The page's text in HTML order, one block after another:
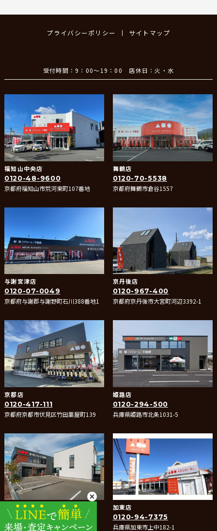
プライバシーポリシー サイトマップ
受付時間：9：00～19：00 店休日：火・水
福知山中央店
0120-48-9600
京都府福知山市荒河東町107番地
舞鶴店
0120-70-5538
京都府舞鶴市倉谷1557
与謝宮津店
0120-07-0049
京都府与謝郡与謝野町石川388番地1
京丹後店
0120-967-400
京都府京丹後市大宮町河辺3392-1
京都店
0120-417-111
京都府京都市伏見区竹田藁屋町139
姫路店
0120-294-500
兵庫県姫路市北条1031-5
豊岡店
0120-946-917
兵庫県豊岡市正法寺643-1
加東店
0120-94-7375
兵庫県加東市上中182-1